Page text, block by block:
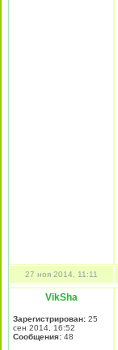
27 ноя 2014, 11:11
VikSha
Зарегистрирован: 25
сен 2014, 16:52
Сообщения: 48